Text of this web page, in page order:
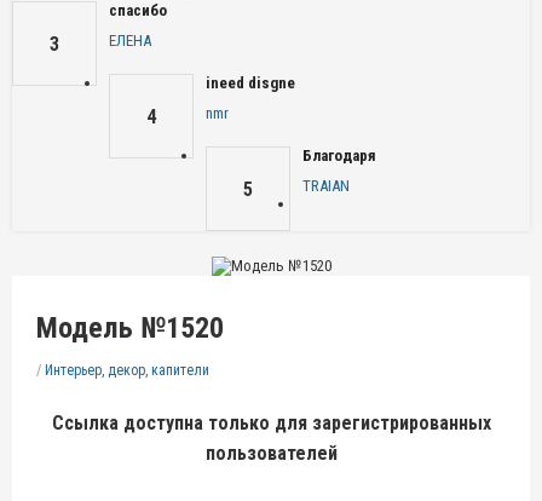
3
спасибо
ЕЛЕНА
4
ineed disgne
nmr
5
Благодаря
TRAIAN
Модель №1520
/ Интерьер, декор, капители
Ссылка доступна только для зарегистрированных
пользователей